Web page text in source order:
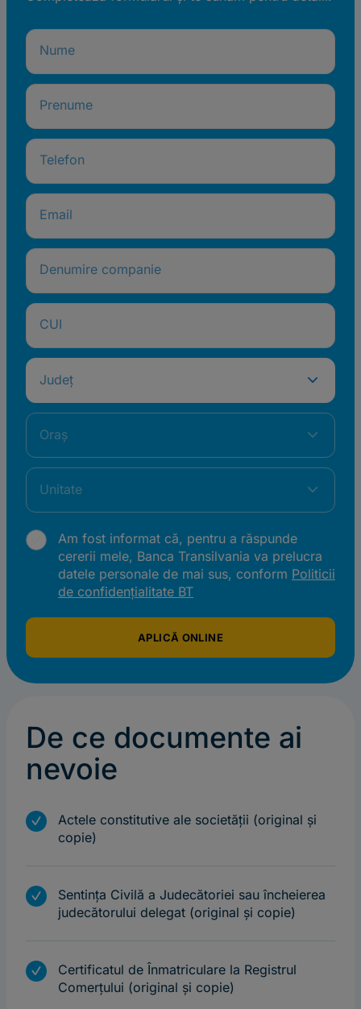
Nume
Prenume
Telefon
Email
Denumire companie
CUI
Județ
Oraș
Unitate
Am fost informat că, pentru a răspunde
cererii mele, Banca Transilvania va prelucra
datele personale de mai sus, conform Politicii
de confidențialitate BT
APLICĂ ONLINE
De ce documente ai
nevoie
m
Actele constitutive ale societăţii (original şi
copie)
m
Sentinţa Civilă a Judecătoriei sau încheierea
judecătorului delegat (original şi copie)
m
Certificatul de Înmatriculare la Registrul
Comerţului (original şi copie)